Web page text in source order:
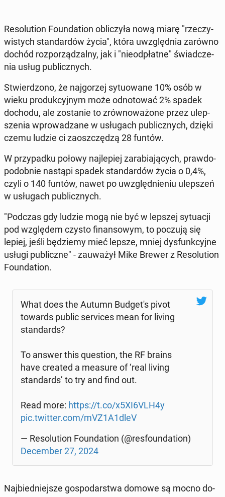
Re­so­lu­tion Fo­un­da­tion ob­li­czy­ła nową miarę "rze­czy­
wi­stych stan­dar­dów życia", która uwzględ­nia zarówno
dochód roz­po­rzą­dzal­ny, jak i "nie­od­płat­ne" świad­cze­
nia usług pu­blicz­nych.
Stwier­dzo­no, że naj­go­rzej sy­tu­owa­ne 10% osób w
wieku pro­duk­cyj­nym może od­no­to­wać 2% spadek
dochodu, ale zo­sta­nie to zrów­no­wa­żo­ne przez ulep­
sze­nia wpro­wa­dza­ne w usłu­gach pu­blicz­nych, dzięki
czemu ludzie ci za­osz­czę­dzą 28 funtów.
W przy­pad­ku połowy naj­le­piej za­ra­bia­ją­cych, praw­do­
po­dob­nie nastąpi spadek stan­dar­dów życia o 0,4%,
czyli o 140 funtów, nawet po uwzględ­nie­niu ulep­szeń
w usłu­gach pu­blicz­nych.
"Podczas gdy ludzie mogą nie być w lepszej sy­tu­acji
pod wzglę­dem czysto fi­nan­so­wym, to poczują się
lepiej, jeśli bę­dzie­my mieć lepsze, mniej dys­funk­cyj­ne
usługi pu­blicz­ne" - za­uwa­żył Mike Brewer z Re­so­lu­tion
Fo­un­da­tion.
What does the Autumn Bud­ge­t's pivot
towards public se­rvi­ces mean for living
stan­dards?
To answer this qu­estion, the RF brains
have created a measure of ‘real living
stan­dards’ to try and find out.
Read more: https://t.co/x5XI6VLH4y
pic.twitter.com/mVZ1A1dleV
— Re­so­lu­tion Fo­un­da­tion (@res­fo­un­da­tion)
De­cem­ber 27, 2024
Naj­bied­niej­sze go­spo­dar­stwa domowe są mocno do­